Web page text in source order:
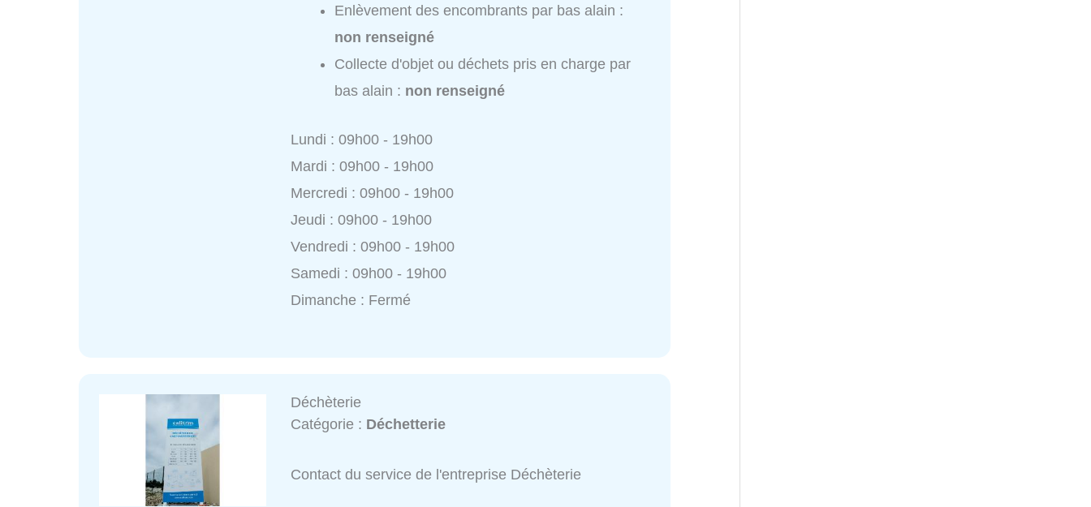
Enlèvement des encombrants par bas alain :
non renseigné
Collecte d'objet ou déchets pris en charge par
bas alain : non renseigné
Lundi : 09h00 - 19h00
Mardi : 09h00 - 19h00
Mercredi : 09h00 - 19h00
Jeudi : 09h00 - 19h00
Vendredi : 09h00 - 19h00
Samedi : 09h00 - 19h00
Dimanche : Fermé
Déchèterie
Catégorie : Déchetterie
Contact du service de l'entreprise Déchèterie